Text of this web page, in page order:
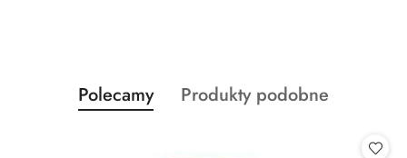
Pomiń karuzelę produktów
Produkty
o
Polecamy
Produkty
Produkty podobne